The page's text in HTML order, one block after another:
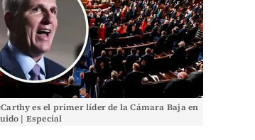
es el primer líder de la Cámara Baja en
| Especial